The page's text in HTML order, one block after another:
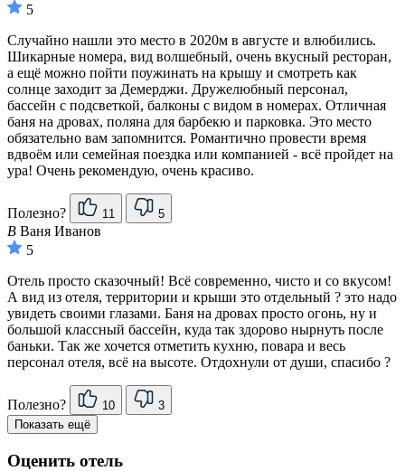
5
Случайно нашли это место в 2020м в августе и влюбились.
Шикарные номера, вид волшебный, очень вкусный ресторан,
а ещё можно пойти поужинать на крышу и смотреть как
солнце заходит за Демерджи. Дружелюбный персонал,
бассейн с подсветкой, балконы с видом в номерах. Отличная
баня на дровах, поляна для барбекю и парковка. Это место
обязательно вам запомнится. Романтично провести время
вдвоём или семейная поездка или компанией - всё пройдет на
ура! Очень рекомендую, очень красиво.
Полезно? 11 5
В Ваня Иванов
5
Отель просто сказочный! Всё современно, чисто и со вкусом!
А вид из отеля, территории и крыши это отдельный ? это надо
увидеть своими глазами. Баня на дровах просто огонь, ну и
большой классный бассейн, куда так здорово нырнуть после
баньки. Так же хочется отметить кухню, повара и весь
персонал отеля, всё на высоте. Отдохнули от души, спасибо ?
Полезно? 10
3
Показать ещё
Оценить отель